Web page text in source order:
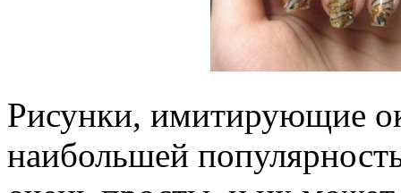
Рисунки, имитирующие
наибольшей